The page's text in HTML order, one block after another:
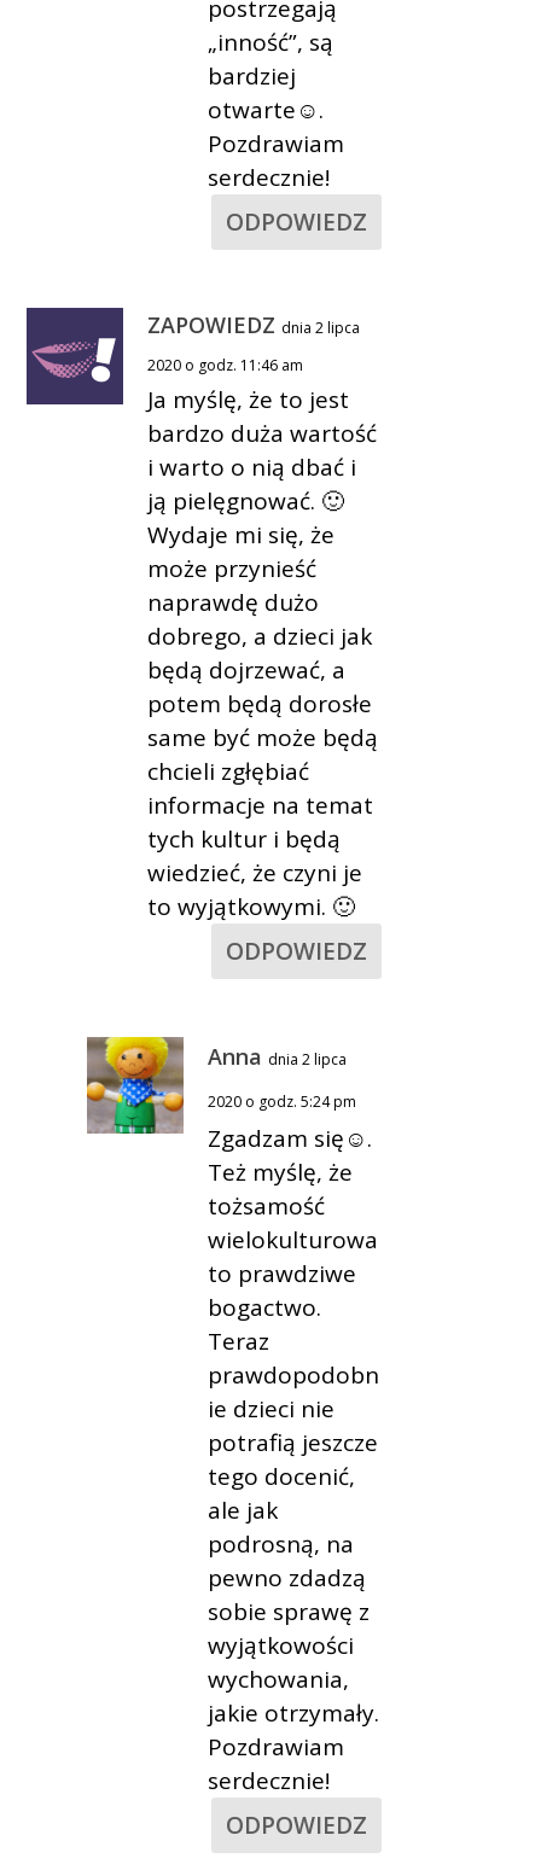
postrzegają
„inność”, są
bardziej
otwarte☺.
Pozdrawiam
serdecznie!
ODPOWIEDZ
ZAPOWIEDZ dnia 2 lipca
2020 o godz. 11:46 am
Ja myślę, że to jest
bardzo duża wartość
i warto o nią dbać i
ją pielęgnować. 🙂
Wydaje mi się, że
może przynieść
naprawdę dużo
dobrego, a dzieci jak
będą dojrzewać, a
potem będą dorosłe
same być może będą
chcieli zgłębiać
informacje na temat
tych kultur i będą
wiedzieć, że czyni je
to wyjątkowymi. 🙂
ODPOWIEDZ
Anna dnia 2 lipca
2020 o godz. 5:24 pm
Zgadzam się☺.
Też myślę, że
tożsamość
wielokulturowa
to prawdziwe
bogactwo.
Teraz
prawdopodobn
ie dzieci nie
potrafią jeszcze
tego docenić,
ale jak
podrosną, na
pewno zdadzą
sobie sprawę z
wyjątkowości
wychowania,
jakie otrzymały.
Pozdrawiam
serdecznie!
ODPOWIEDZ